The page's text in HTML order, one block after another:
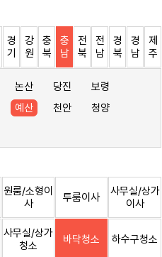
경
기
강
원
충
북
충
남
전
북
전
남
경
북
경
남
제
주
논산 당진
보령
예산 천안
청양
원룸/소형이
사
투룸이사
사무실/상가
이사
사무실/상가
청소
바닥청소 하수구청소